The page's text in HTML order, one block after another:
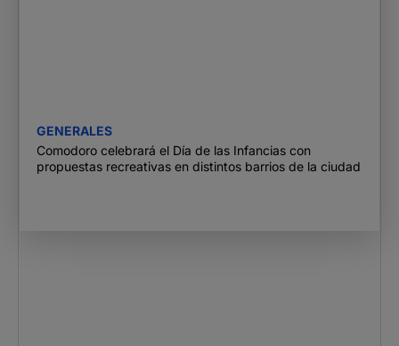
GENERALES
Comodoro celebrará el Día de las Infancias con
propuestas recreativas en distintos barrios de la ciudad